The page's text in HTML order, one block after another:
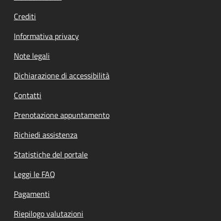
Crediti
Informativa privacy
Note legali
Dichiarazione di accessibilità
Contatti
Prenotazione appuntamento
Richiedi assistenza
Statistiche del portale
Leggi le FAQ
Pagamenti
Riepilogo valutazioni